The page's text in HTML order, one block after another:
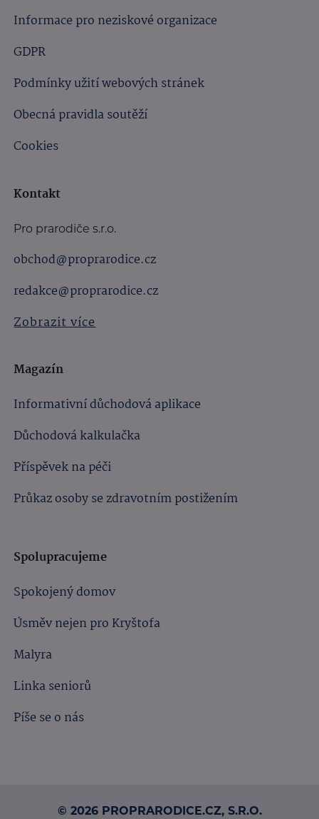
Informace pro neziskové organizace
GDPR
Podmínky užití webových stránek
Obecná pravidla soutěží
Cookies
Kontakt
Pro prarodiče s.r.o.
obchod@proprarodice.cz
redakce@proprarodice.cz
Zobrazit více
Magazín
Informativní důchodová aplikace
Důchodová kalkulačka
Příspěvek na péči
Průkaz osoby se zdravotním postižením
Spolupracujeme
Spokojený domov
Úsměv nejen pro Kryštofa
Malyra
Linka seniorů
Píše se o nás
© 2026 PROPRARODICE.CZ, S.R.O.